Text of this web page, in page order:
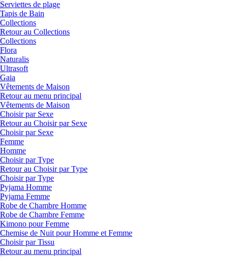
Serviettes de plage
Tapis de Bain
Collections
Retour au Collections
Collections
Flora
Naturalis
Ultrasoft
Gaia
Vêtements de Maison
Retour au menu principal
Vêtements de Maison
Choisir par Sexe
Retour au Choisir par Sexe
Choisir par Sexe
Femme
Homme
Choisir par Type
Retour au Choisir par Type
Choisir par Type
Pyjama Homme
Pyjama Femme
Robe de Chambre Homme
Robe de Chambre Femme
Kimono pour Femme
Chemise de Nuit pour Homme et Femme
Choisir par Tissu
Retour au menu principal